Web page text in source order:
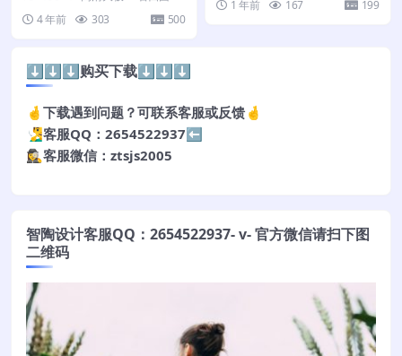
4 年前
303 500
1 年前 167 199
⬇️⬇️⬇️购买下载⬇️⬇️⬇️
🤞下载遇到问题？可联系客服或反馈🤞
🧏‍♂️客服QQ：2654522937⬅️
🕵️‍♀️客服微信：ztsjs2005
智陶设计客服QQ：2654522937- v- 官方微信请扫下图
二维码